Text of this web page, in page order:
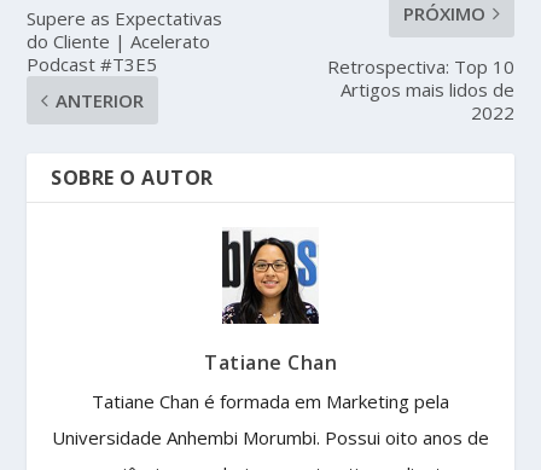
Supere as Expectativas
do Cliente | Acelerato
Podcast #T3E5
ANTERIOR
PRÓXIMO
Retrospectiva: Top 10
Artigos mais lidos de
2022
SOBRE O AUTOR
Tatiane Chan
Tatiane Chan é formada em Marketing pela
Universidade Anhembi Morumbi. Possui oito anos de